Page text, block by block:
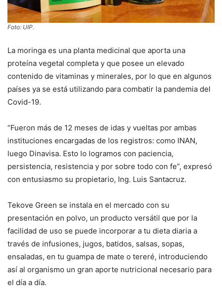
Foto: UIP.
La moringa es una planta medicinal que aporta una
proteína vegetal completa y que posee un elevado
contenido de vitaminas y minerales, por lo que en algunos
países ya se está utilizando para combatir la pandemia del
Covid-19.
“Fueron más de 12 meses de idas y vueltas por ambas
instituciones encargadas de los registros: como INAN,
luego Dinavisa. Esto lo logramos con paciencia,
persistencia, resistencia y por sobre todo con fe”, expresó
con entusiasmo su propietario, Ing. Luis Santacruz.
Tekove Green se instala en el mercado con su
presentación en polvo, un producto versátil que por la
facilidad de uso se puede incorporar a tu dieta diaria a
través de infusiones, jugos, batidos, salsas, sopas,
ensaladas, en tu guampa de mate o tereré, introduciendo
así al organismo un gran aporte nutricional necesario para
el día a día.